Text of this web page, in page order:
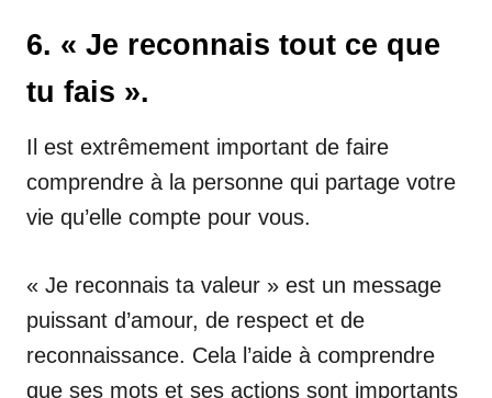
6. « Je reconnais tout ce que
tu fais ».
Il est extrêmement important de faire
comprendre à la personne qui partage votre
vie qu’elle compte pour vous.
« Je reconnais ta valeur » est un message
puissant d’amour, de respect et de
reconnaissance. Cela l’aide à comprendre
que ses mots et ses actions sont importants